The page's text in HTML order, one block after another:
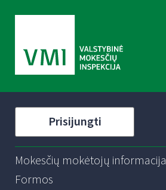
Prisijungti
Mokesčių mokėtojų informacija
Formos